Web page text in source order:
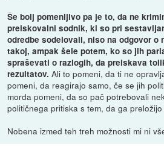
Še bolj pomenljivo pa je to, da ne
preiskovalni sodnik, ki so pri
odredbe sodelovali, niso na odgovor
takoj, ampak šele potem, ko so jih
spraševati o razlogih, da preiskava
rezultatov. Ali to pomeni, da ti ne
pomeni, da reagirajo samo, če se jih
morda pomeni, da so pač potrebovali
političnega pritiska s tem, da ga
Nobena izmed teh treh možnosti mi ni